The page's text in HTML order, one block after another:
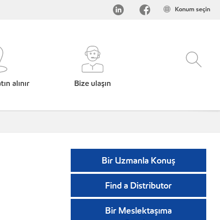
Konum seçin
alınır Bize ulaşın
Bir Uzmanla Konuş
Find a Distributor
Bir Meslektaşıma